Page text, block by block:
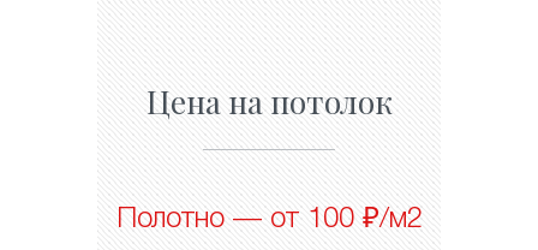
Цена на потолок
Полотно — от 100 ₽/м2